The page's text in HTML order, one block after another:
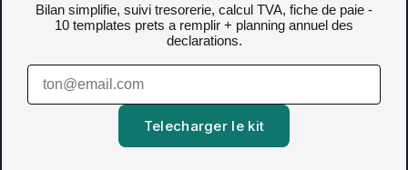
Bilan simplifie, suivi tresorerie, calcul TVA, fiche de paie -
10 templates prets a remplir + planning annuel des
declarations.
Telecharger le kit